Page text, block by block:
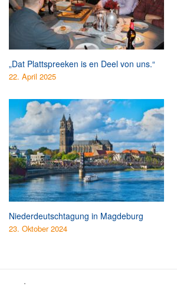
„Dat Plattspreeken is en Deel von uns.“
22. April 2025
Niederdeutschtagung in Magdeburg
23. Oktober 2024
.